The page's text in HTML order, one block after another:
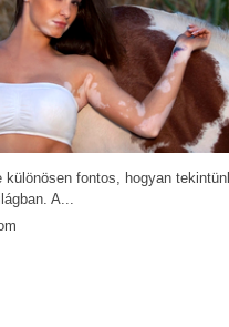
különösen fontos, hogyan
A...